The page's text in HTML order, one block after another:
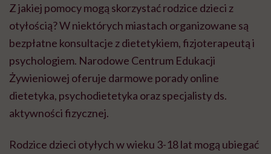
Z jakiej pomocy mogą skorzystać rodzice dzieci z
otyłością? W niektórych miastach organizowane są
bezpłatne konsultacje z dietetykiem, fizjoterapeutą i
psychologiem. Narodowe Centrum Edukacji
Żywieniowej oferuje darmowe porady online
dietetyka, psychodietetyka oraz specjalisty ds.
aktywności fizycznej.
Rodzice dzieci otyłych w wieku 3-18 lat mogą ubiegać